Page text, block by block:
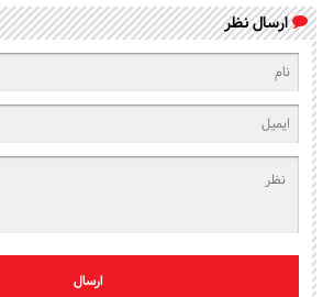
ارسال نظر
ارسال